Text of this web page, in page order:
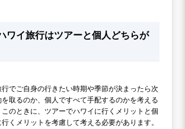
ワイ旅行はツアーと個人どちらが
でご自身の行きたい時期や季節が決まったら次
取るのか、個人ですべて手配するのかを考える
のときに、ツアーでハワイに行くメリットと個
くメリットを考慮して考える必要があります。